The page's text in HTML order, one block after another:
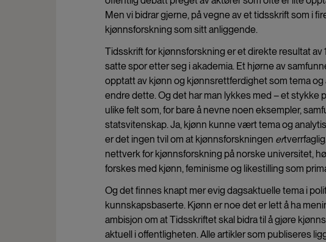
Men vi bidrar gjerne, på vegne av et tidsskrift som i
kjønnsforskning som sitt anliggende.
Tidsskrift for kjønnsforskning er et direkte resultat
satte spor etter seg i akademia. Et hjørne av
opptatt av kjønn og kjønnsrettferdighet som tema
endre dette. Og det har man lykkes med – et stykke
ulike felt som, for bare å nevne noen eksempler,
statsvitenskap. Ja, kjønn kunne vært tema og
er det ingen tvil om at kjønnsforskningen er
nettverk for kjønnsforskning på norske universitet,
forskes med kjønn, feminisme og likestilling som
Og det finnes knapt mer evig dagsaktuelle tema i
kunnskapsbaserte. Kjønn er noe det er lett å ha
ambisjon om at Tidsskriftet skal bidra til å gjøre
aktuell i offentligheten. Alle artikler som publiseres